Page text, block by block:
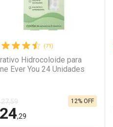
(71)
Hidrocoloide para
Ever You 24 Unidades
27,59
24,29
12% OFF